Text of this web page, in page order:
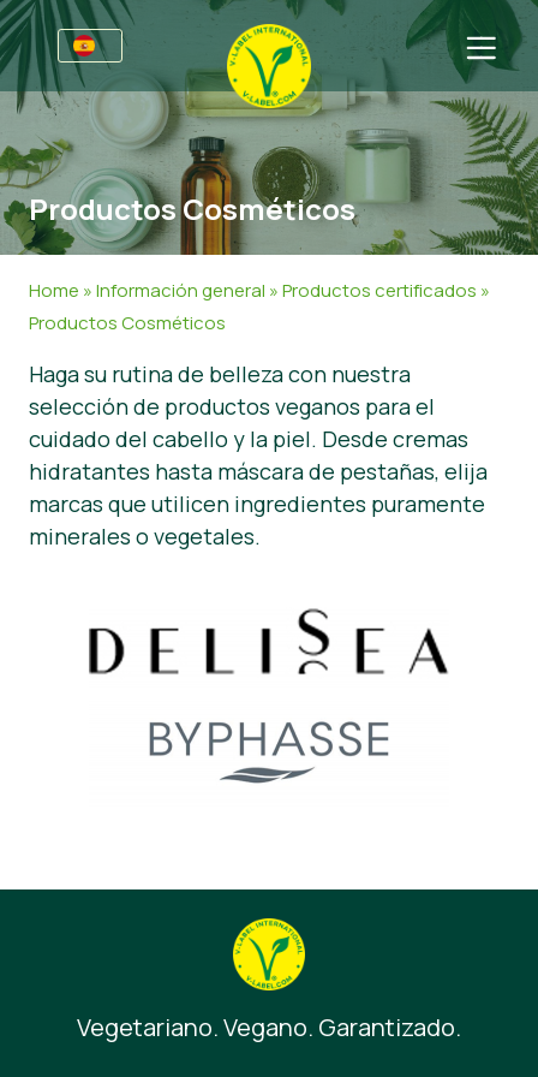
Premios
Para las empresas
Información para empresas
Guía de Estilo V-Label
V-Label Webinars
Beneficios
Criterios V-Label
Resources
Certifique con V-Label
Sectores
Información general
Alimentación
Cosmética y productos de limpieza
No Alimentación
Restauración
FAQ
Para los consumidores
Información general
Productos certificados
Acerca de nosotros
Sobre nosotros
Contacto
Certifique con V-Label
Informar de un mal uso
Noticias
Prensa
Productos Cosméticos
Home »Información general »Productos certificados »
Productos Cosméticos
Haga su rutina de belleza con nuestra
selección de productos veganos para el
cuidado del cabello y la piel. Desde cremas
hidratantes hasta máscara de pestañas, elija
marcas que utilicen ingredientes puramente
minerales o vegetales.
Vegetariano. Vegano. Garantizado.